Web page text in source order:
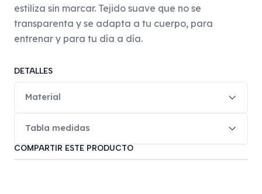
estiliza sin marcar. Tejido suave que no se
transparenta y se adapta a tu cuerpo, para
entrenar y para tu día a día.
DETALLES
Material
Tabla medidas
COMPARTIR ESTE PRODUCTO